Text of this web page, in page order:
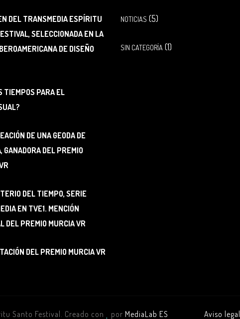
DEL TRANSMEDIA ESPÍRITU
SELECCIONADA EN LA
DE DISEÑO
TIEMPOS PARA EL
DE UNA GEODA DE
GANADORA DEL PREMIO
DEL TIEMPO, SERIE
EN TVE1. MENCIÓN
DEL PREMIO MURCIA VR
DEL PREMIO MURCIA VR
NOTICIAS (5)
SIN CATEGORÍA (1)
Santo Festival. Creado con por MediaLab ES Aviso legal